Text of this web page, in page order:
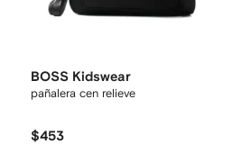
BOSS Kidswear
pañalera cen relieve
$453